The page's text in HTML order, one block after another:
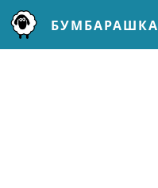
БУМБАРАШКА